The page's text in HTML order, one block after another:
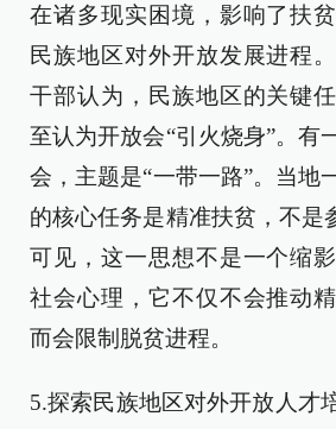
在诸多现实困境，影响了扶
民族地区对外开放发展进程
干部认为，民族地区的关键
至认为开放会“引火烧身”。有
会，主题是“一带一路”。当地
的核心任务是精准扶贫，不是
可见，这一思想不是一个缩
社会心理，它不仅不会推动
而会限制脱贫进程。
5.探索民族地区对外开放人才